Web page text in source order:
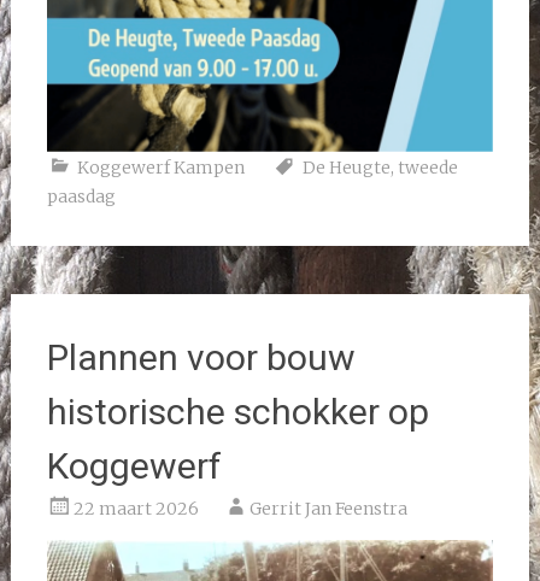
Koggewerf Kampen De Heugte, tweede
paasdag
Plannen voor bouw
historische schokker op
Koggewerf
22 maart 2026 Gerrit Jan Feenstra